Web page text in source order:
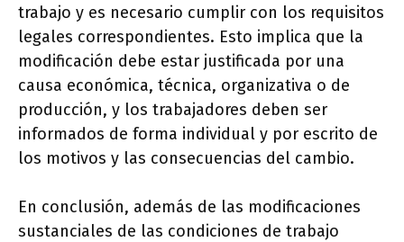
trabajo y es necesario cumplir con los requisitos
legales correspondientes. Esto implica que la
modificación debe estar justificada por una
causa económica, técnica, organizativa o de
producción, y los trabajadores deben ser
informados de forma individual y por escrito de
los motivos y las consecuencias del cambio.
En conclusión, además de las modificaciones
sustanciales de las condiciones de trabajo